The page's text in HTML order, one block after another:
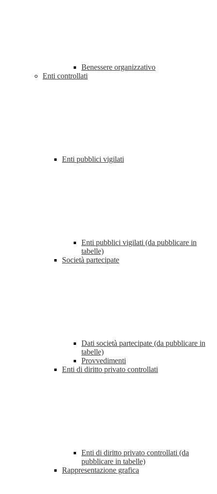
Benessere organizzativo
Enti controllati
Enti pubblici vigilati
Enti pubblici vigilati (da pubblicare in
tabelle)
Società partecipate
Dati società partecipate (da pubblicare in
tabelle)
Provvedimenti
Enti di diritto privato controllati
Enti di diritto privato controllati (da
pubblicare in tabelle)
Rappresentazione grafica